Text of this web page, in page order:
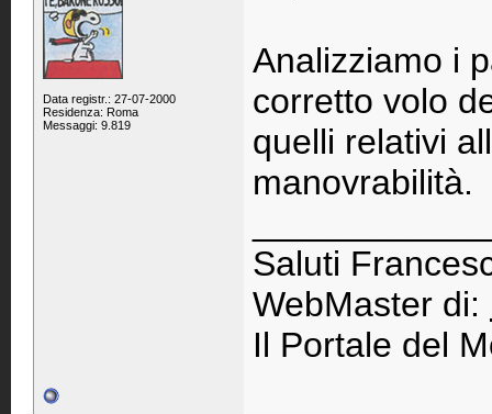
Data registr.: 27-07-2000
Residenza: Roma
Messaggi: 9.819
Analizziamo i
corretto volo
quelli relativi
manovrabilità.
Saluti
WebMaster di:
Il Portale del